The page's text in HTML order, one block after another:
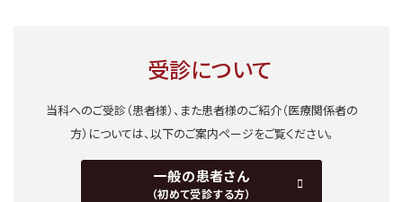
受診について
当科へのご受診（患者様）、また患者様のご紹介（医療関係者の
方）については、以下のご案内ページをご覧ください。
一般の患者さん
（初めて受診する方）